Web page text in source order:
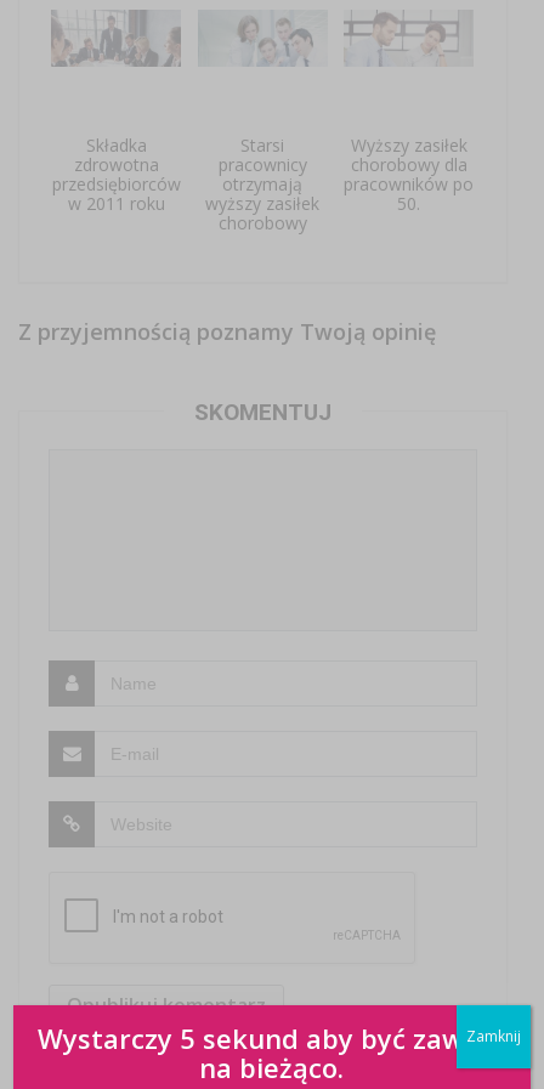
Składka
zdrowotna
przedsiębiorców
w 2011 roku
Starsi
pracownicy
otrzymają
wyższy zasiłek
chorobowy
Wyższy zasiłek
chorobowy dla
pracowników po
50.
Z przyjemnością poznamy Twoją opinię
SKOMENTUJ
Wystarczy 5 sekund aby być zawsze
na bieżąco.
Zamknij